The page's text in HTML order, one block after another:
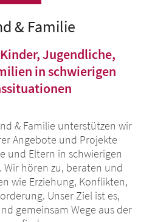
& Familie
Jugendliche,
in schwierigen
& Familie unterstützen wir
Angebote und Projekte
und Eltern in schwierigen
Wir hören zu, beraten und
wie Erziehung, Konflikten,
Unser Ziel ist es,
gemeinsam Wege aus der